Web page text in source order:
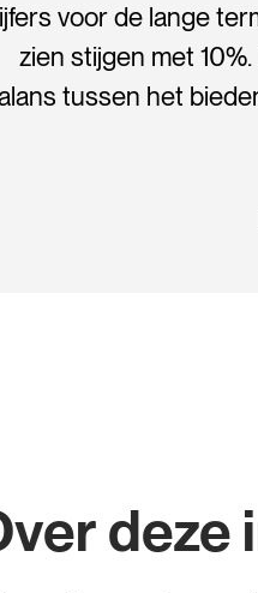
voor de lange
zien stijgen met
tussen het
deze